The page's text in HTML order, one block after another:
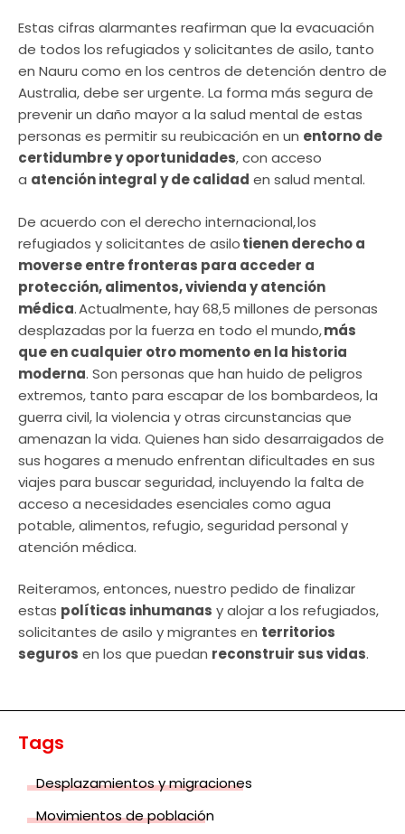
Estas cifras alarmantes reafirman que la evacuación
de todos los refugiados y solicitantes de asilo, tanto
en Nauru como en los centros de detención dentro de
Australia, debe ser urgente. La forma más segura de
prevenir un daño mayor a la salud mental de estas
personas es permitir su reubicación en un entorno de
certidumbre y oportunidades, con acceso
a atención integral y de calidad en salud mental.
De acuerdo con el derecho internacional, los
refugiados y solicitantes de asilotienen derecho a
moverse entre fronteras para acceder a
protección, alimentos, vivienda y atención
médica. Actualmente, hay 68,5 millones de personas
desplazadas por la fuerza en todo el mundo,más
que en cualquier otro momento en la historia
moderna. Son personas que han huido de peligros
extremos, tanto para escapar de los bombardeos, la
guerra civil, la violencia y otras circunstancias que
amenazan la vida. Quienes han sido desarraigados de
sus hogares a menudo enfrentan dificultades en sus
viajes para buscar seguridad, incluyendo la falta de
acceso a necesidades esenciales como agua
potable, alimentos, refugio, seguridad personal y
atención médica.
Reiteramos, entonces, nuestro pedido de finalizar
estas políticas inhumanas y alojar a los refugiados,
solicitantes de asilo y migrantes en territorios
seguros en los que puedan reconstruir sus vidas.
Tags
Desplazamientos y migraciones
Movimientos de población